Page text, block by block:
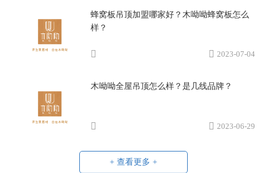
蜂窝板吊顶加盟哪家好？木呦呦蜂窝板怎么
样？
2023-07-04
木呦呦全屋吊顶怎么样？是几线品牌？
2023-06-29
+ 查看更多 +